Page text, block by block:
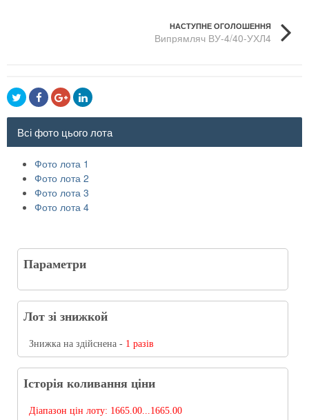
НАСТУПНЕ ОГОЛОШЕННЯ
Випрямляч ВУ-4/40-УХЛ4
Всі фото цього лота
Фото лота 1
Фото лота 2
Фото лота 3
Фото лота 4
Параметри
Лот зі знижкой
Знижка на здійснена - 1 разів
Історія коливання ціни
Діапазон цін лоту: 1665.00...1665.00